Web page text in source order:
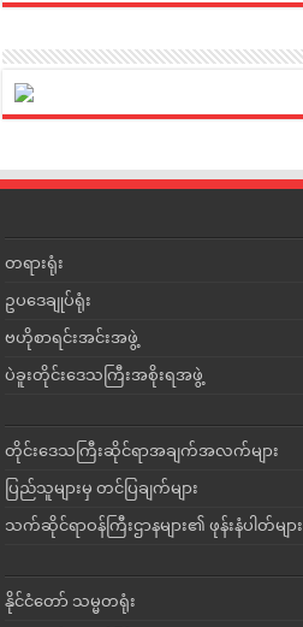
တရားရုံး
ဥပဒေချုပ်ရုံး
ဗဟိုစာရင်းအင်းအဖွဲ့
ပဲခူးတိုင်းဒေသကြီးအစိုးရအဖွဲ့
တိုင်းဒေသကြီးဆိုင်ရာအချက်အလက်များ
ပြည်သူများမှ တင်ပြချက်များ
သက်ဆိုင်ရာဝန်ကြီးဌာနများ၏ ဖုန်းနံပါတ်များ
နိုင်ငံတော် သမ္မတရုံး